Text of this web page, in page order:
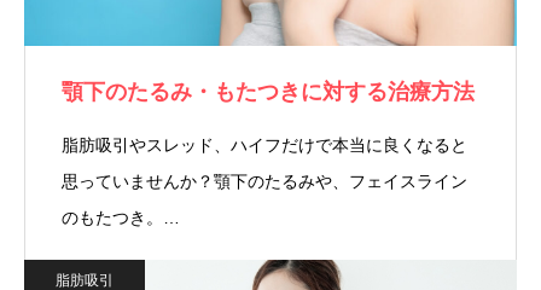
顎下のたるみ・もたつきに対する治療方法
脂肪吸引やスレッド、ハイフだけで本当に良くなると
思っていませんか？顎下のたるみや、フェイスライン
のもたつき。…
脂肪吸引